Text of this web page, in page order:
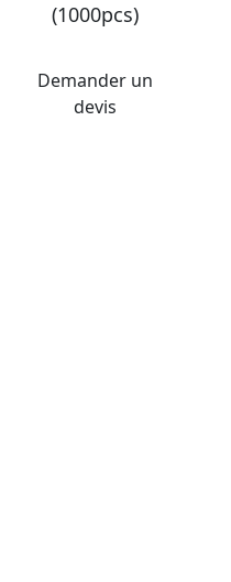
(1000pcs)
Demander un
devis